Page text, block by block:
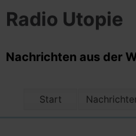
Radio Utopie
Nachrichten aus der
Start